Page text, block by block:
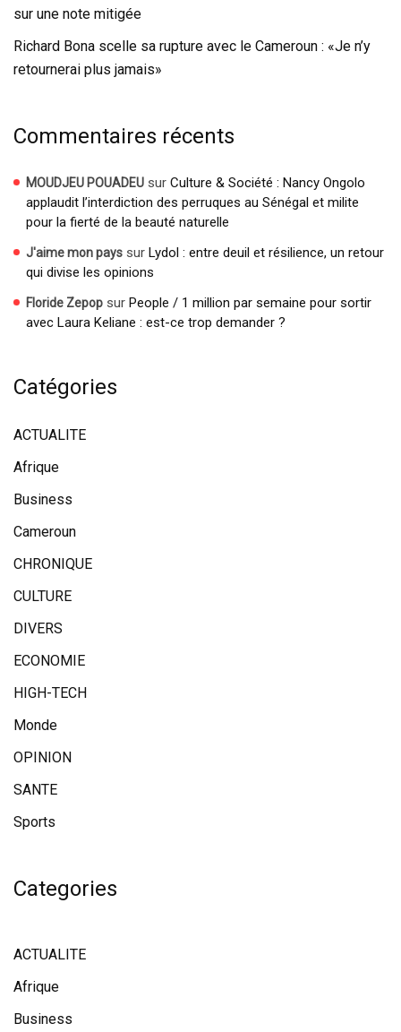
sur une note mitigée
Richard Bona scelle sa rupture avec le Cameroun : «Je n’y
retournerai plus jamais»
Commentaires récents
MOUDJEU POUADEU sur Culture & Société : Nancy Ongolo
applaudit l’interdiction des perruques au Sénégal et milite
pour la fierté de la beauté naturelle
J'aime mon pays sur Lydol : entre deuil et résilience, un retour
qui divise les opinions
Floride Zepop sur People / 1 million par semaine pour sortir
avec Laura Keliane : est-ce trop demander ?
Catégories
ACTUALITE
Afrique
Business
Cameroun
CHRONIQUE
CULTURE
DIVERS
ECONOMIE
HIGH-TECH
Monde
OPINION
SANTE
Sports
Categories
ACTUALITE
Afrique
Business